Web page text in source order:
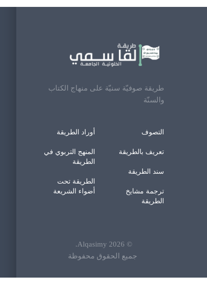
طريقة صوفيّة سنيّة على منهاج الكتاب
والسنّة
التصوف
تعريف بالطريقة
سند الطريقة
ترجمة مشايخ
الطريقة
أوراد الطريقة
المنهج التربوي في
الطريقة
الطريقة تحت
أضواء الشريعة
©
2026
Alqasimy
.
جميع الحقوق محفوظة